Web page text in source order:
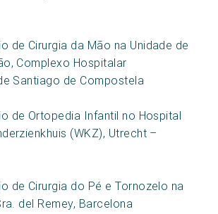
de Cirurgia da Mão na Unidade de
Complexo Hospitalar
Santiago de Compostela
de Ortopedia Infantil no Hospital
(WKZ), Utrecht –
de Cirurgia do Pé e Tornozelo na
del Remey, Barcelona